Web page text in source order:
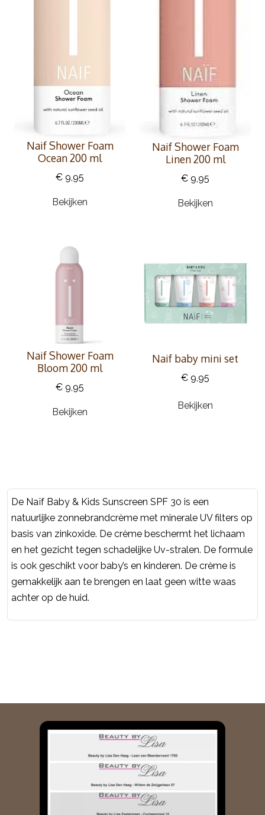
Naif Shower Foam
Ocean 200 ml
€ 9,95
Bekijken
Naif Shower Foam
Linen 200 ml
€ 9,95
Bekijken
Naif Shower Foam
Bloom 200 ml
€ 9,95
Bekijken
Naif baby mini set
€ 9,95
Bekijken
De Naïf Baby & Kids Sunscreen SPF 30 is een
natuurlijke zonnebrandcrème met minerale UV filters op
basis van zinkoxide. De crème beschermt het lichaam
en het gezicht tegen schadelijke Uv-stralen. De formule
is ook geschikt voor baby’s en kinderen. De crème is
gemakkelijk aan te brengen en laat geen witte waas
achter op de huid.